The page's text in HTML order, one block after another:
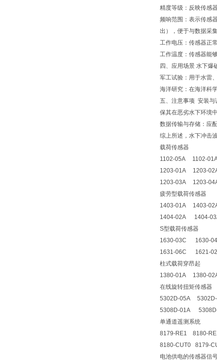
精度等级：反映传感
频响范围：表示传感
出），便于与数据采
工作电压：传感器正
工作温度：传感器能
四、应用场景 水下爆
军工试验：用于水雷
海洋研究：在海洋科
五、注意事项 安装与
保其在恶劣水下环境
数据传输与存储：应
综上所述，水下冲击
载荷传感器
1102-05A 1102-
1203-01A 1203-
1203-03A 1203-
疲劳型载荷传感器
1403-01A 1403-
1404-02A 1404-
S型载荷传感器
1630-03C 1630-
1631-06C 1621-
柱式载荷穿昂起
1380-01A 1380-
在线旋转扭矩传感器
5302D-05A
5308D-01A
单通道遥测系统
8179-RE1 8180-
8180-CUT0 8179-
电池供电的传感器信